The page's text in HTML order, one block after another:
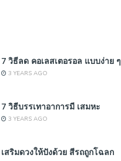
7 วิธีลด คอเลสเตอรอล แบบง่าย ๆ
3 YEARS AGO
7 วิธีบรรเทาอาการมี เสมหะ
3 YEARS AGO
เสริมดวงให้ปังด้วย สีรถถูกโฉลก